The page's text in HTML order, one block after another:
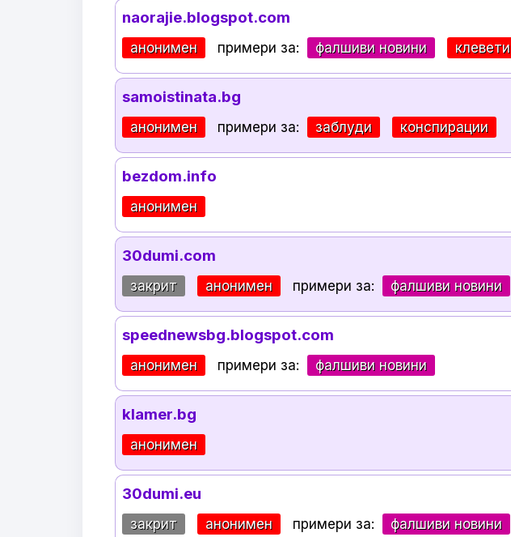
naorajie.blogspot.com
анонимен примери за: фалшиви новини клевети
samoistinata.bg
анонимен примери за: заблуди конспирации
bezdom.info
анонимен
30dumi.com
закрит анонимен примери за: фалшиви новини
speednewsbg.blogspot.com
анонимен примери за: фалшиви новини
klamer.bg
анонимен
30dumi.eu
закрит анонимен примери за: фалшиви новини